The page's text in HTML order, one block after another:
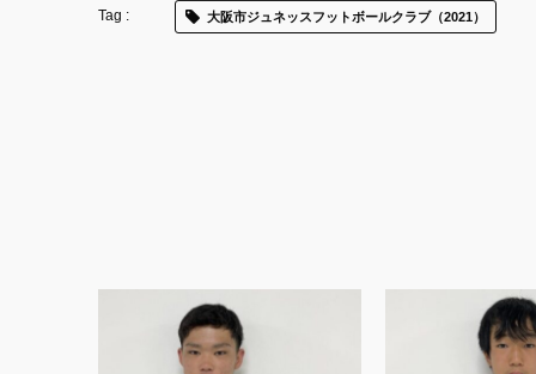
大阪市ジュネッスフットボールクラブ（2021）